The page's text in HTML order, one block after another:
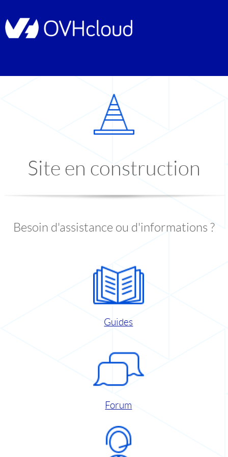
Site en construction
Besoin d'assistance ou d'informations ?
Guides
Forum